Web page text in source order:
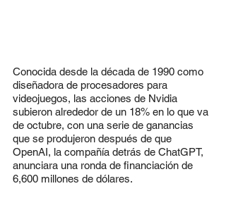
Conocida desde la década de 1990 como
diseñadora de procesadores para
videojuegos, las acciones de Nvidia
subieron alrededor de un 18% en lo que va
de octubre, con una serie de ganancias
que se produjeron después de que
OpenAI, la compañía detrás de ChatGPT,
anunciara una ronda de financiación de
6,600 millones de dólares.